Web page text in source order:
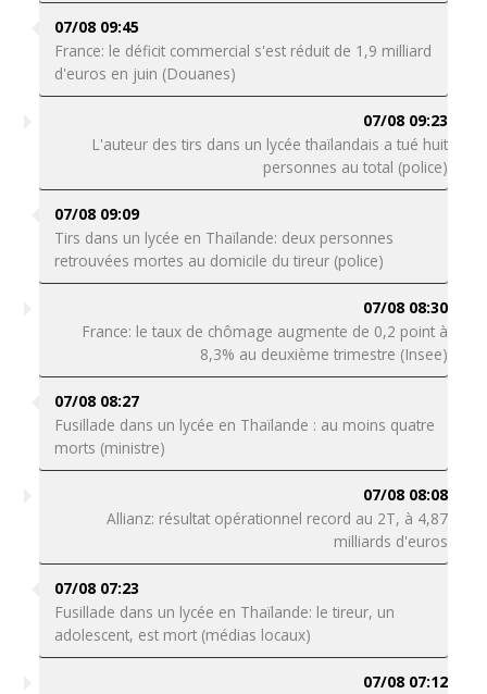
07/08 09:45
France: le déficit commercial s'est réduit de 1,9 milliard
d'euros en juin (Douanes)
07/08 09:23
L'auteur des tirs dans un lycée thaïlandais a tué huit
personnes au total (police)
07/08 09:09
Tirs dans un lycée en Thaïlande: deux personnes
retrouvées mortes au domicile du tireur (police)
07/08 08:30
France: le taux de chômage augmente de 0,2 point à
8,3% au deuxième trimestre (Insee)
07/08 08:27
Fusillade dans un lycée en Thaïlande : au moins quatre
morts (ministre)
07/08 08:08
Allianz: résultat opérationnel record au 2T, à 4,87
milliards d'euros
07/08 07:23
Fusillade dans un lycée en Thaïlande: le tireur, un
adolescent, est mort (médias locaux)
07/08 07:12